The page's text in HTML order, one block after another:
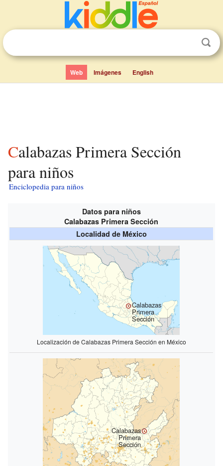
Web Imágenes English
Calabazas Primera Sección
para niños
Enciclopedia para niños
Datos para niños
Calabazas Primera Sección
Localidad de México
Calabazas
Primera
Sección
Localización de Calabazas Primera Sección en México
Calabazas
Primera
Sección